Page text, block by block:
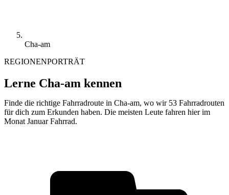
Cha-am
REGIONENPORTRÄT
Lerne Cha-am kennen
Finde die richtige Fahrradroute in Cha-am, wo wir 53 Fahrradrouten
für dich zum Erkunden haben. Die meisten Leute fahren hier im
Monat Januar Fahrrad.